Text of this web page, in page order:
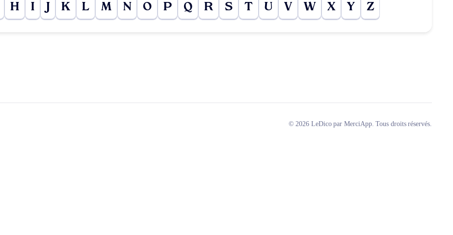
H I K L M N O P Q R S T U V W X Y Z
© 2026 LeDico par MerciApp. Tous droits réservés.